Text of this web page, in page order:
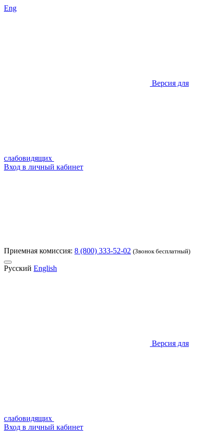
Eng
Версия для
слабовидящих
Вход в личный кабинет
Приемная комиссия: 8 (800) 333-52-02 (Звонок бесплатный)
Русский English
Версия для
слабовидящих
Вход в личный кабинет